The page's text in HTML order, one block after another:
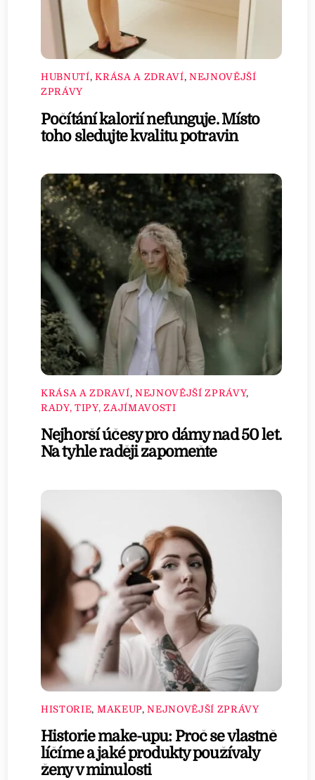
HUBNUTÍ,KRÁSA A ZDRAVÍ, NEJNOVĚJŠÍ
ZPRÁVY
Počítání kalorií nefunguje. Místo
toho sledujte kvalitu potravin
KRÁSA A ZDRAVÍ, NEJNOVĚJŠÍ ZPRÁVY,
RADY, TIPY, ZAJÍMAVOSTI
Nejhorší účesy pro dámy nad 50 let.
Na tyhle raději zapomeňte
HISTORIE, MAKEUP,NEJNOVĚJŠÍ ZPRÁVY
Historie make-upu: Proč se vlastně
líčíme a jaké produkty používaly
ženy v minulosti